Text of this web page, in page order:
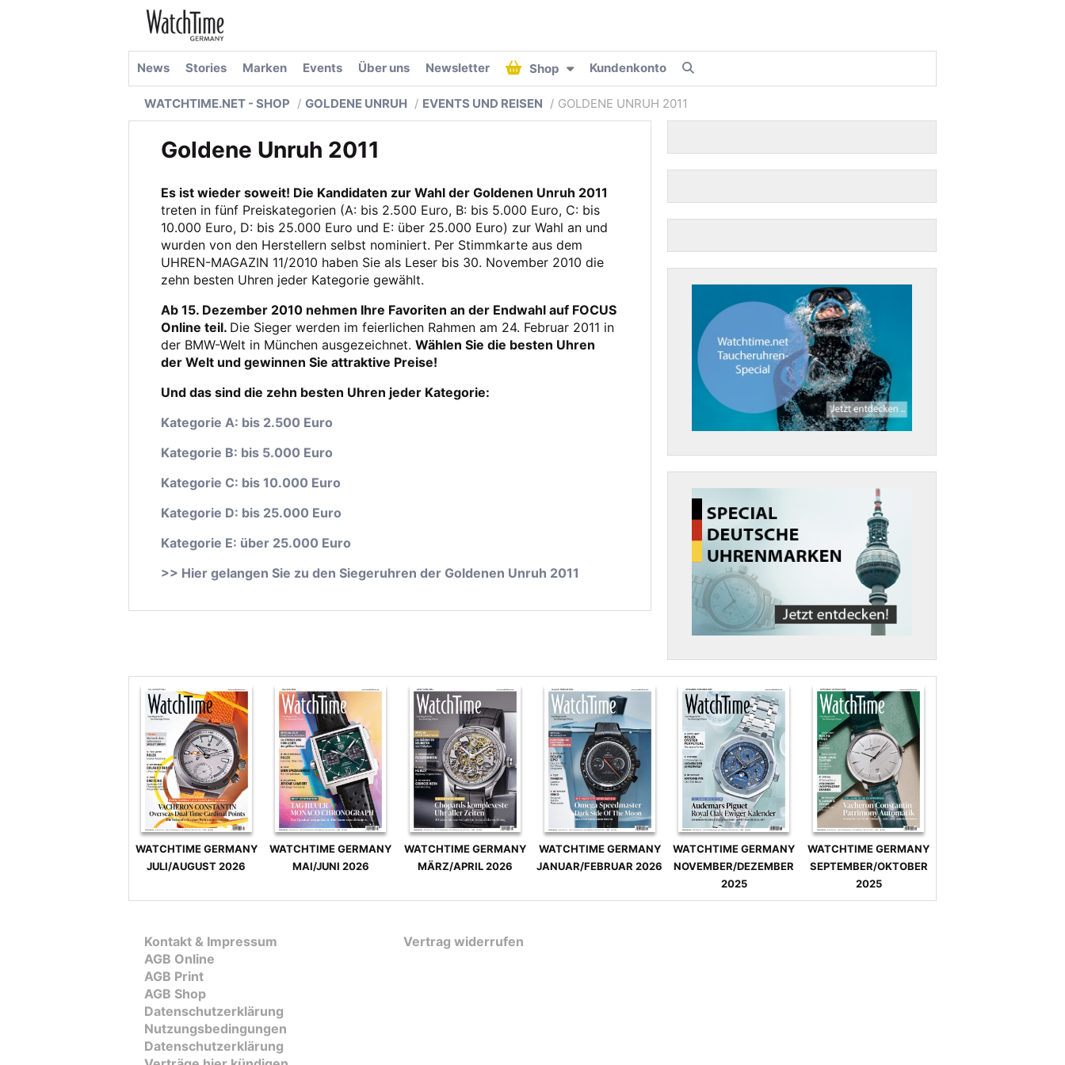
News Stories Marken Events Über uns Newsletter Shop Kundenkonto
WATCHTIME.NET - SHOP GOLDENE UNRUH EVENTS UND REISEN GOLDENE UNRUH 2011
Goldene Unruh 2011
Es ist wieder soweit! Die Kandidaten zur Wahl der Goldenen Unruh 2011
treten in fünf Preiskategorien (A: bis 2.500 Euro, B: bis 5.000 Euro, C: bis
10.000 Euro, D: bis 25.000 Euro und E: über 25.000 Euro) zur Wahl an und
wurden von den Herstellern selbst nominiert. Per Stimmkarte aus dem
UHREN-MAGAZIN 11/2010 haben Sie als Leser bis 30. November 2010 die
zehn besten Uhren jeder Kategorie gewählt.
Ab 15. Dezember 2010 nehmen Ihre Favoriten an der Endwahl auf FOCUS
Online teil. Die Sieger werden im feierlichen Rahmen am 24. Februar 2011 in
der BMW-Welt in München ausgezeichnet. Wählen Sie die besten Uhren
der Welt und gewinnen Sie attraktive Preise!
Und das sind die zehn besten Uhren jeder Kategorie:
Kategorie A: bis 2.500 Euro
Kategorie B: bis 5.000 Euro
Kategorie C: bis 10.000 Euro
Kategorie D: bis 25.000 Euro
Kategorie E: über 25.000 Euro
>> Hier gelangen Sie zu den Siegeruhren der Goldenen Unruh 2011
WATCHTIME GERMANY
JULI/AUGUST 2026
WATCHTIME GERMANY
MAI/JUNI 2026
WATCHTIME GERMANY
MÄRZ/APRIL 2026
WATCHTIME GERMANY
JANUAR/FEBRUAR 2026
WATCHTIME GERMANY
NOVEMBER/DEZEMBER
2025
WATCHTIME GERMANY
SEPTEMBER/OKTOBER
2025
Kontakt & Impressum
AGB Online
AGB Print
AGB Shop
Datenschutzerklärung
Nutzungsbedingungen
Datenschutzerklärung
Vertrag widerrufen